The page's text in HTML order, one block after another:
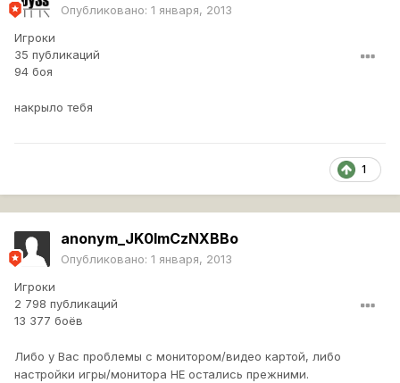
Опубликовано: 1 января, 2013
Игроки
35 публикаций
94 боя
накрыло тебя
1
anonym_JK0lmCzNXBBo
Опубликовано: 1 января, 2013
Игроки
2 798 публикаций
13 377 боёв
Либо у Вас проблемы с монитором/видео картой, либо
настройки игры/монитора НЕ остались прежними.